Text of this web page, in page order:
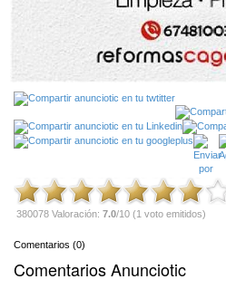
380078 Valoración: 7.0/10 (1 voto emitidos)
Comentarios (0)
Comentarios Anunciotic